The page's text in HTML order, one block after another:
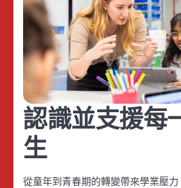
認識並支援每
生
從童年到青春期的轉變帶來學業壓